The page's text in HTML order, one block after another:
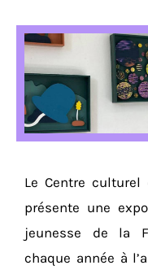
Le Centre culturel
présente une
jeunesse de la
chaque année à